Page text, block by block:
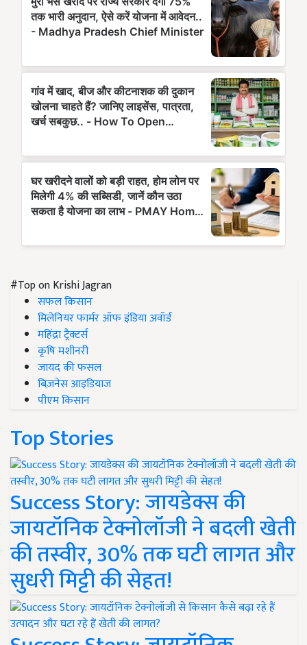
#Top on Krishi Jagran
सफल किसान
मिलेनियर फार्मर ऑफ इंडिया अवॉर्ड
महिंद्रा ट्रैक्टर्स
कृषि मशीनरी
जायद की फसल
बिज़नेस आइडियाज
पीएम किसान
Top Stories
Success Story: जायडेक्स की
जायटॉनिक टेक्नोलॉजी ने बदली खेती
की तस्वीर, 30% तक घटी लागत और
सुधरी मिट्टी की सेहत!